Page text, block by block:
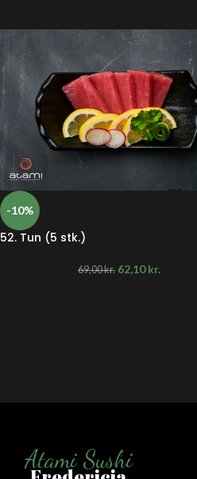
-10%
52. Tun (5 stk.)
69,00kr. 62,10kr.
Atami Sushi